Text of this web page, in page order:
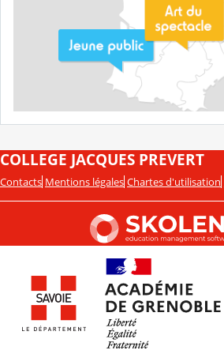
COLLEGE JACQUES PREVERT
Contacts Mentions légales Chartes d'utilisation